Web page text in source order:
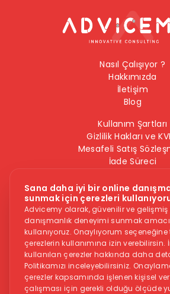
Sana daha iyi bir online
sunmak için çerezleri
Advicemy olarak, güvenilir ve gelişmiş
danışmanlık deneyimi sunmak
kullanıyoruz. Onaylıyorum seçeneğine
çerezlerin kullanımına izin
kullanılan çerezler hakkında daha
Politikamızı inceleyebilirsiniz.
çerezler kapsamında işlenen kişisel
çalışması için gerekli olduğu ölçüde
Nasıl Çalışıyor ?
Hakkımızda
İletişim
Blog
Kullanım Şartları
Gizlilik Hakları ve
Mesafeli Satış
İade Süreci
Bilgi Güvenliği
Bizi Takip Edin
Dikkat -Online danışmanlık hizmeti,